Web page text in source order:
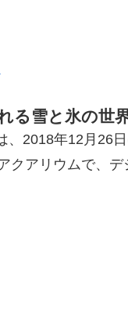
る雪と氷の世
、2018年12月26
クアリウムで、